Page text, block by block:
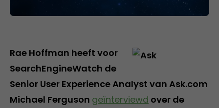
Rae Hoffman heeft voor
SearchEngineWatch de
Senior User Experience Analyst van Ask.com
Michael Ferguson geïnterviewd over de